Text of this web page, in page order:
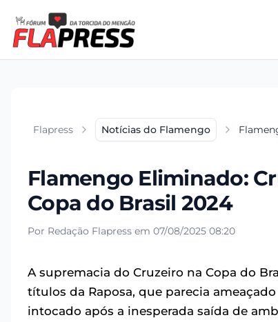
Flapress Notícias do Flamengo
Flamengo Eliminado:
Copa do Brasil 2024
Por Redação Flapress em 07/08/2025 08:20
A supremacia do Cruzeiro na Copa do
títulos da Raposa, que parecia
intocado após a inesperada saída de